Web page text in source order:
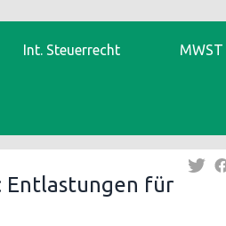
Int. Steuerrecht MWST
Entlastungen für